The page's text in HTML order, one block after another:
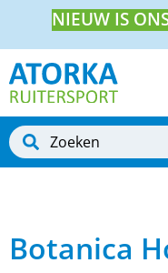
NIEUW IS
Botanica